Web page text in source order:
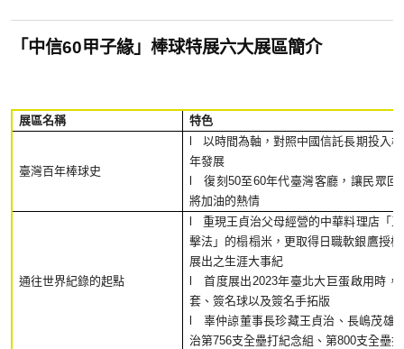
「中信60甲子緣」棒球特展六大展區簡介
展區名稱 特色
臺灣百年棒球史
l 以時間為軸，對照中國信託長期投入
年發展
l 復刻50至60年代臺灣客廳，讓民眾回
將加油的熱情
通往世界紀錄的起點
l 重現王貞治父母經營的中華料理店「
擊法」的榻榻米，更取得日職軟銀鷹授
展出之生涯大事紀
l 首度展出2023年臺北大巨蛋啟用時，
套、簽名球以及簽名手拓版
l 辜仲諒董事長珍藏王貞治、長嶋茂雄
治第756支全壘打紀念組、第800支全壘